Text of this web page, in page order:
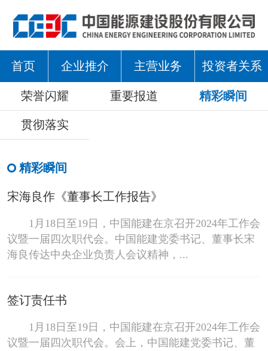
首页 企业推介 主营业务 投资者关系
荣誉闪耀 重要报道 精彩瞬间
贯彻落实
精彩瞬间
宋海良作《董事长工作报告》
1月18日至19日，中国能建在京召开2024年工作会
议暨一届四次职代会。中国能建党委书记、董事长宋
海良传达中央企业负责人会议精神，...
签订责任书
1月18日至19日，中国能建在京召开2024年工作会
议暨一届四次职代会。会上，中国能建党委书记、董